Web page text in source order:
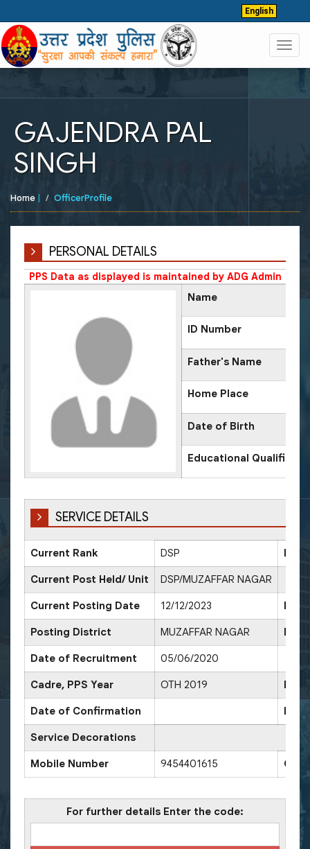
English
GAJENDRA PAL
SINGH
Home | OfficerProfile
PERSONAL DETAILS
PPS Data as displayed is maintained by ADG Admin
Name
ID Number
Father's Name
Home Place
Date of Birth
Educational
SERVICE DETAILS
Current Rank DSP
Current Post Held/ Unit DSP/MUZAFFAR NAGAR
Current Posting Date 12/12/2023
Posting District MUZAFFAR NAGAR
Date of Recruitment 05/06/2020
Cadre, PPS Year OTH 2019
Date of Confirmation
Service Decorations
Mobile Number 9454401615
For further details Enter the code: